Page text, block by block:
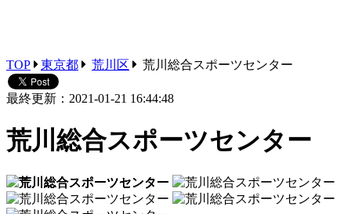
TOP 東京都 荒川区 荒川総合スポーツセンター
最終更新：2021-01-21 16:44:48
荒川総合スポーツセンター